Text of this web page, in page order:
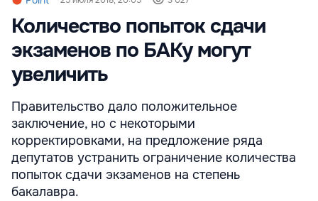
Количество попыток сдачи
экзаменов по БАКу могут
увеличить
Правительство дало положительное
заключение, но с некоторыми
корректировками, на предложение ряда
депутатов устранить ограничение количества
попыток сдачи экзаменов на степень
бакалавра.